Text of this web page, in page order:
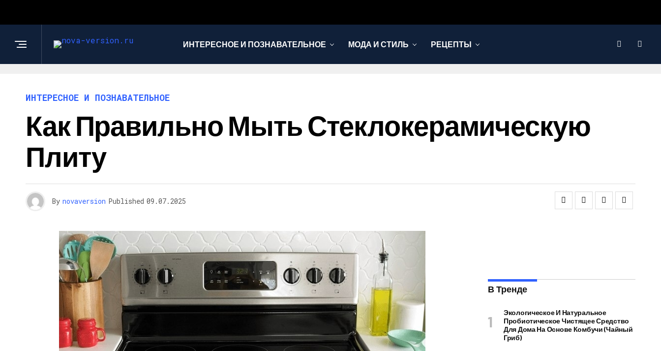
ИНТЕРЕСНОЕ И ПОЗНАВАТЕЛЬНОЕ МОДА И СТИЛЬ РЕЦЕПТЫ
ИНТЕРЕСНОЕ И ПОЗНАВАТЕЛЬНОЕ
Как Правильно Мыть Стеклокерамическую
Плиту
By novaversion Published 09.07.2025
В Тренде
Экологическое И Натуральное
Пробиотическое Чистящее Средство
Для Дома На Основе Комбучи (чайный
Гриб)